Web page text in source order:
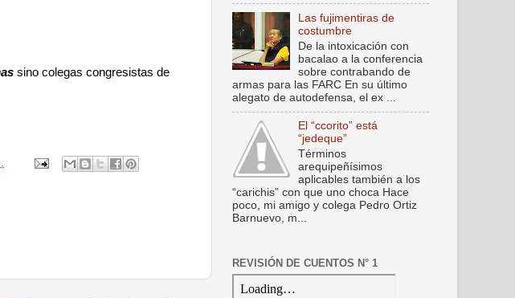
sino colegas congresistas de
Las fujimentiras de
costumbre
De la intoxicación con
bacalao a la conferencia
sobre contrabando de
armas para las FARC En su último
alegato de autodefensa, el ex ...
El “ccorito” está
“jedeque”
Términos
arequipeñísimos
aplicables también a los
“carichis” con que uno choca Hace
poco, mi amigo y colega Pedro Ortiz
Barnuevo, m...
REVISIÓN DE CUENTOS N° 1